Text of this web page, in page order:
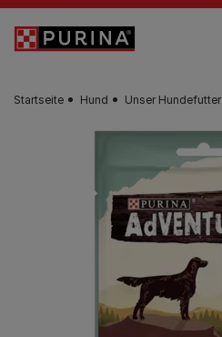
Zum Hauptinhalt springen
Startseite Hund Unser Hundefutter